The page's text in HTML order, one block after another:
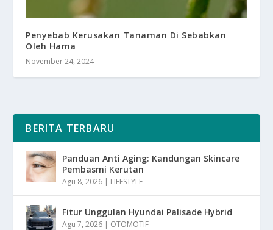
Penyebab Kerusakan Tanaman Di Sebabkan
Oleh Hama
November 24, 2024
BERITA TERBARU
Panduan Anti Aging: Kandungan Skincare
Pembasmi Kerutan
Agu 8, 2026 | LIFESTYLE
Fitur Unggulan Hyundai Palisade Hybrid
Agu 7, 2026 | OTOMOTIF